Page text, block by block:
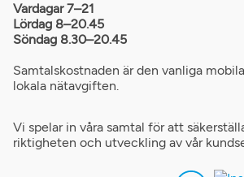
Vardagar 7–21
Lördag 8–20.45
Söndag 8.30–20.45
Samtalskostnaden är den vanliga
lokala nätavgiften.
Vi spelar in våra samtal för att
riktigheten och utveckling av vår